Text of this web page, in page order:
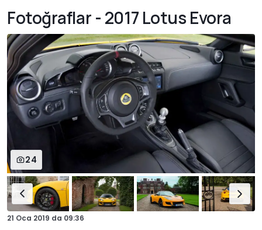
Fotoğraflar - 2017 Lotus Evora
24
21 Oca 2019 da 09:36